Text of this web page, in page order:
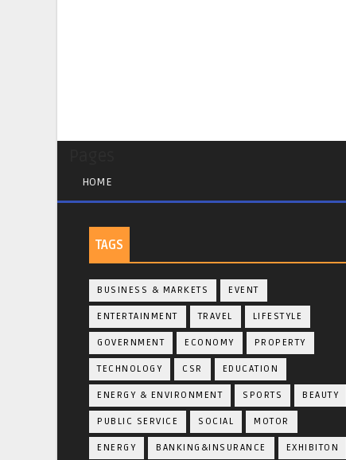
HOME
TAGS
BUSINESS & MARKETS EVENT
ENTERTAINMENT TRAVEL LIFESTYLE
GOVERNMENT ECONOMY PROPERTY
TECHNOLOGY CSR EDUCATION
ENERGY & ENVIRONMENT SPORTS BEAUTY
PUBLIC SERVICE SOCIAL MOTOR
ENERGY BANKING&INSURANCE EXHIBITON